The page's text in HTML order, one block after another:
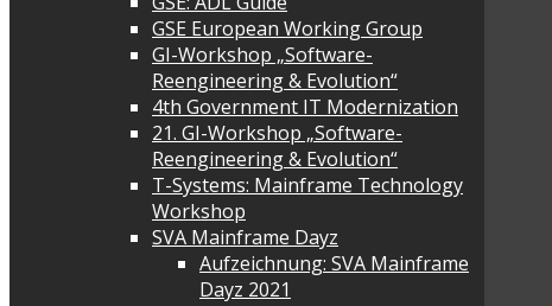
GSE European Working Group
GI-Workshop „Software-
Reengineering & Evolution“
4th Government IT Modernization
21. GI-Workshop „Software-
Reengineering & Evolution“
T-Systems: Mainframe Technology
Workshop
SVA Mainframe Dayz
Aufzeichnung: SVA Mainframe
Dayz 2021